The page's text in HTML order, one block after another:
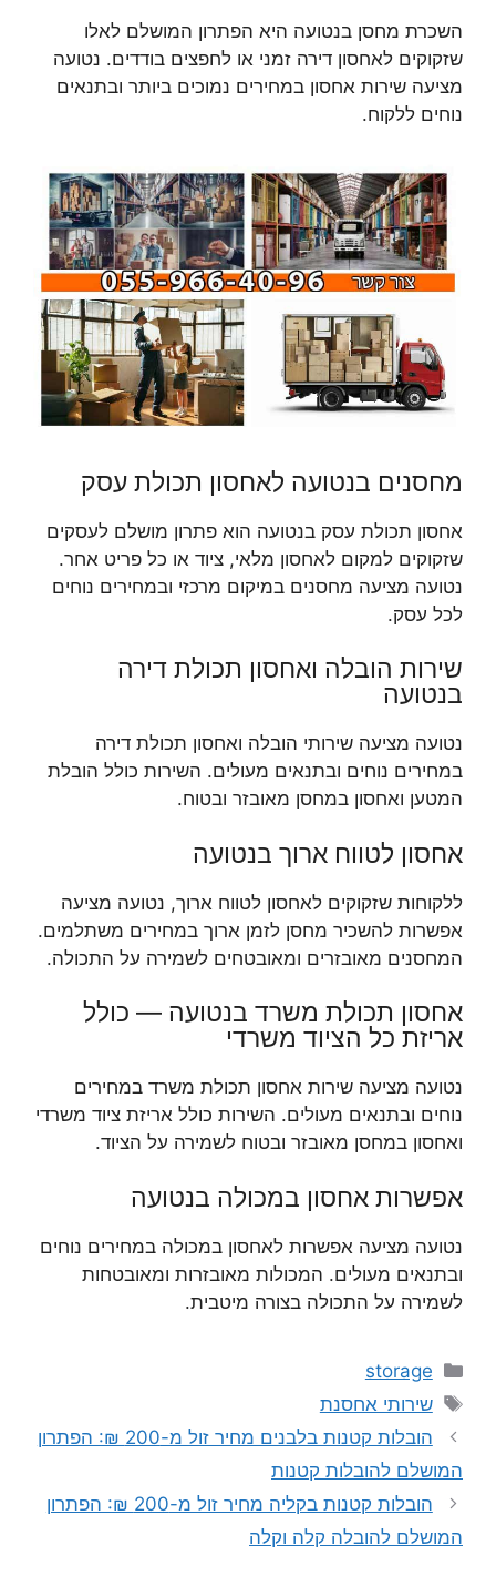
השכרת מחסן בנטועה היא הפתרון המושלם לאלו
שזקוקים לאחסון דירה זמני או לחפצים בודדים. נטועה
מציעה שירות אחסון במחירים נמוכים ביותר ובתנאים
נוחים ללקוח.
מחסנים בנטועה לאחסון תכולת עסק
אחסון תכולת עסק בנטועה הוא פתרון מושלם לעסקים
שזקוקים למקום לאחסון מלאי, ציוד או כל פריט אחר.
נטועה מציעה מחסנים במיקום מרכזי ובמחירים נוחים
לכל עסק.
שירות הובלה ואחסון תכולת דירה
בנטועה
נטועה מציעה שירותי הובלה ואחסון תכולת דירה
במחירים נוחים ובתנאים מעולים. השירות כולל הובלת
המטען ואחסון במחסן מאובזר ובטוח.
אחסון לטווח ארוך בנטועה
ללקוחות שזקוקים לאחסון לטווח ארוך, נטועה מציעה
אפשרות להשכיר מחסן לזמן ארוך במחירים משתלמים.
המחסנים מאובזרים ומאובטחים לשמירה על התכולה.
אחסון תכולת משרד בנטועה — כולל
אריזת כל הציוד משרדי
נטועה מציעה שירות אחסון תכולת משרד במחירים
נוחים ובתנאים מעולים. השירות כולל אריזת ציוד משרדי
ואחסון במחסן מאובזר ובטוח לשמירה על הציוד.
אפשרות אחסון במכולה בנטועה
נטועה מציעה אפשרות לאחסון במכולה במחירים נוחים
ובתנאים מעולים. המכולות מאובזרות ומאובטחות
לשמירה על התכולה בצורה מיטבית.
קטגוריות
storage
תגיות
שירותי אחסנת
הובלות קטנות בלבנים מחיר זול מ-200 ₪: הפתרון
המושלם להובלות קטנות
הובלות קטנות בקליה מחיר זול מ-200 ₪: הפתרון
המושלם להובלה קלה וקלה